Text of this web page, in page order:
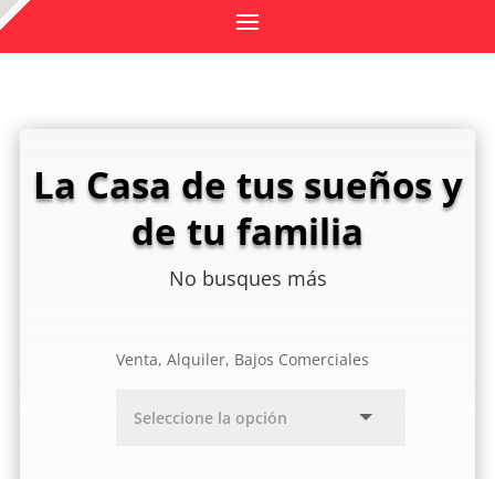
La Casa de tus sueños y
de tu familia
No busques más
Venta, Alquiler, Bajos Comerciales